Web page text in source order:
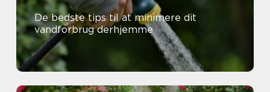
De bedste tips til at minimere dit
vandforbrug derhjemme